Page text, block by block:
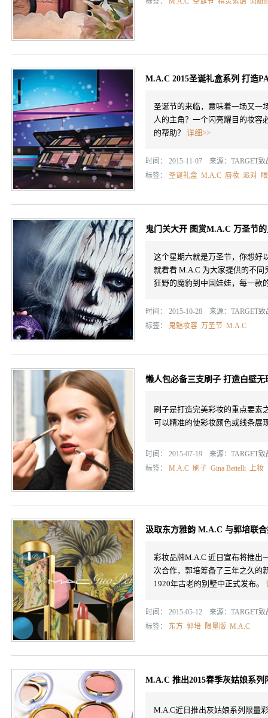
M.A.C 2015圣诞礼盒系列 打造
圣诞节的来临，意味着一场又一
人的主角？一个闪亮耀目的妆容
的帮助？ 详细>>
时间： 2015-11-07 来源： TARGET致
标签： 圣诞礼盒 M.A.C 唇妆 派对
鬼门关大开 图赏M.A.C 万圣节
这个星期六就是万圣节，你想好
就看看 M.A.C 为大家提供的不
狂野的魔豹到中国娃娃，每一款
时间： 2015-10-28 来源： TARGET致
标签： 鬼魅妆容 万圣节 M.A.C
懒人包必备三支刷子 打造白壁无
刷子是打造完美彩妆的重点要素
可以精准的使彩妆颜色或线条展
时间： 2015-07-19 来源： TARGET致
标签： M.A.C 刷子 Gina Bettelli 上妆
汲取东方雅韵 M.A.C 与郭培联
彩妆品牌M.A.C 近日宣布将推出
次合作，郭培筹备了三年之久的
1920年古老的别墅中正式发布。
时间： 2015-05-12 来源： TARGET致
标签： 东方 郭培 限量版 M.A.C
M.A.C 推出2015春季灰姑娘系列
M.A.C近日推出灰姑娘系列限量